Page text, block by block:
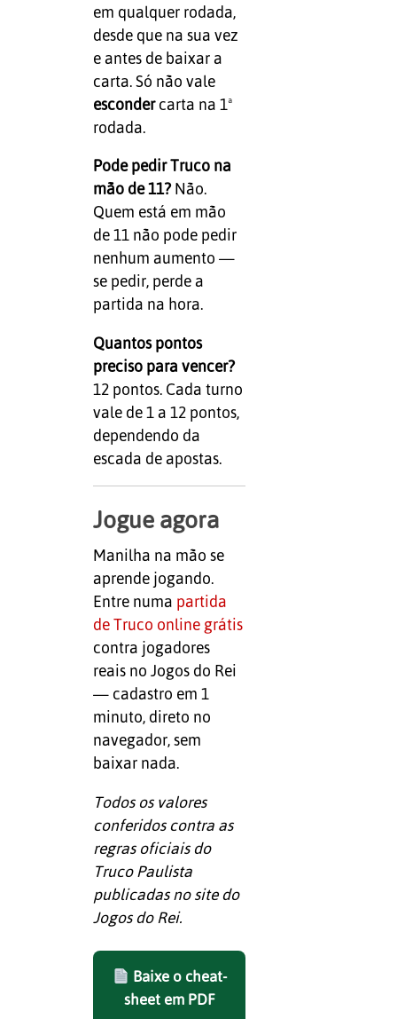
em qualquer rodada,
desde que na sua vez
e antes de baixar a
carta. Só não vale
escondercarta na 1ª
rodada.
Pode pedir Truco na
mão de 11?Não.
Quem está em mão
de 11 não pode pedir
nenhum aumento —
se pedir, perde a
partida na hora.
Quantos pontos
preciso para vencer?
12 pontos. Cada turno
vale de 1 a 12 pontos,
dependendo da
escada de apostas.
Jogue agora
Manilha na mão se
aprende jogando.
Entre numa partida
de Truco online grátis
contra jogadores
reais no Jogos do Rei
— cadastro em 1
minuto, direto no
navegador, sem
baixar nada.
Todos os valores
conferidos contra as
regras oficiais do
Truco Paulista
publicadas no site do
Jogos do Rei.
Baixe o cheat-
sheet em PDF